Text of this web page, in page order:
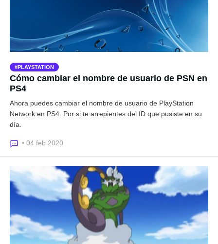
PLAYSTATION
Cómo cambiar el nombre de usuario de PSN en
PS4
Ahora puedes cambiar el nombre de usuario de PlayStation
Network en PS4. Por si te arrepientes del ID que pusiste en su
día.
• 04 feb 2020